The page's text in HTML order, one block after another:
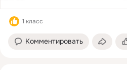
1 класс
Комментировать